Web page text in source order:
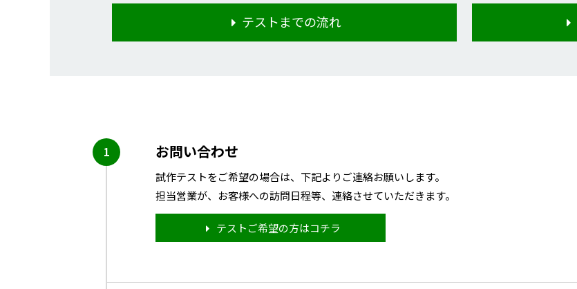
テストまでの流れ
お問い合わせ
試作テストをご希望の場合は、下記よりご連絡お願いします。
担当営業が、お客様への訪問日程等、連絡させていただきます。
テストご希望の方はコチラ